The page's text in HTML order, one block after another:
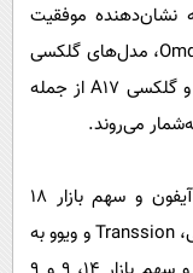
موفقیت
چشمگیر برند در بازار جهانی است. به گفته Omdia، مدل‌های گلکسی
زد فلیپ 7، گلکسی زد فولد 7، گلکسی A07 و گلکسی A17 از جمله
می‌روند.
در رتبه دوم، اپل با 56.5 میلیون دستگاه آیفون و سهم بازار 18
درصدی قرار دارد. پس از آن، برندهای شیائومی، Transsion و ویوو به